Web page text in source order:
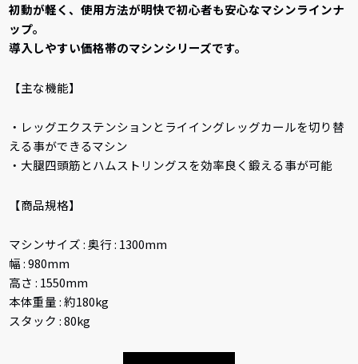
初動が軽く、使用方法が明快で初心者も安心なマシンラインナ
ップ。
導入しやすい価格帯のマシンシリーズです。
【主な機能】
・レッグエクステンションとライイングレッグカールを切り替
える事ができるマシン
・大腿四頭筋とハムストリングスを効率良く鍛える事が可能
【商品規格】
マシンサイズ : 奥行 : 1300mm
幅 : 980mm
高さ : 1550mm
本体重量 : 約180kg
スタック : 80kg